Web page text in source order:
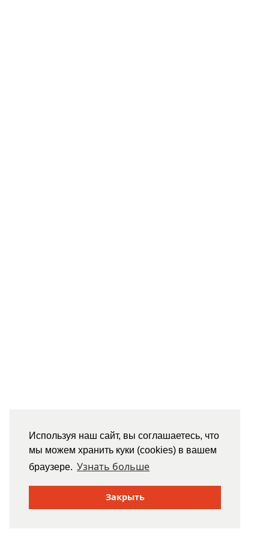
Используя наш сайт, вы соглашаетесь, что
мы можем хранить куки (cookies) в вашем
браузере. Узнать больше
Закрыть